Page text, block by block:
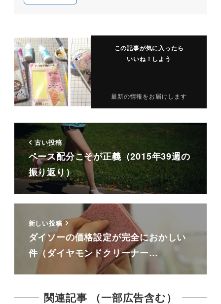
この記事が気に入ったら
いいね！しよう
最新の情報をお届けします
古い投稿
ペース配分こそが正義（2015年39週の
振り返り）
新しい投稿
ダイソーの価格設定が完全におかしい
件（ダイヤモンドクリーナー…
関連記事 （一部広告含む）